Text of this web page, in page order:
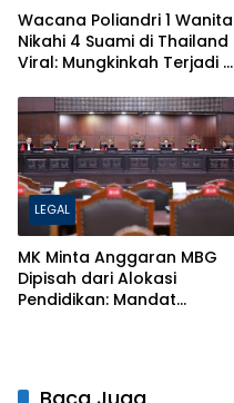
Wacana Poliandri 1 Wanita
Nikahi 4 Suami di Thailand
Viral: Mungkinkah Terjadi di
Hukumnya!
LEGAL
MK Minta Anggaran MBG
Dipisah dari Alokasi
Pendidikan: Mandat